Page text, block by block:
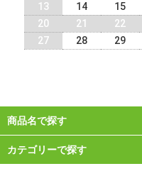
13
14 15
20
21 22
27
28 29
商品名で探す
カテゴリーで探す